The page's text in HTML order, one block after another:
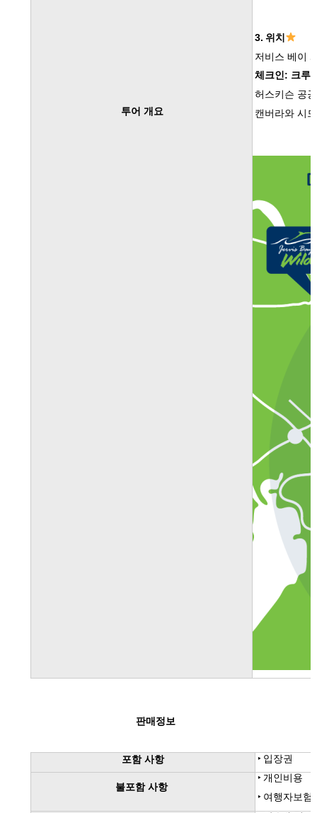
투어 개요
3. 위치
저비스 베이
체크인 : 크루
허스키슨 공
캔버라와 시
판매정보
포함 사항 ‣ 입장권
불포함 사항
‣개인비용
‣ 여행자보험